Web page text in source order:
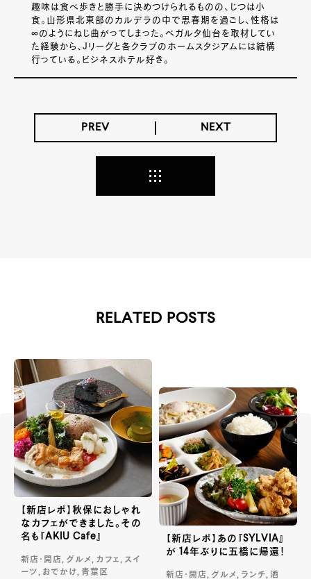
趣味は食べ歩きと勝手に決めつけられるものの、じつは小
食。山形県北東部のカルデラの中で思春期を過ごし、性格は
∞のようにねじ曲がってしまった。ベガルタ仙台を取材してい
た経験から、Jリーグと各クラブのホームスタジアムには結構
行っている。ビジネスホテル好き。
PREV NEXT
RELATED POSTS
【新店レポ】秋保におしゃれ
なカフェができました。その
名も『AKIU Cafe』
新店・開店, グルメ, カフェ, スイ
ーツ, おでかけ, 青葉区
【新店レポ】あの『SYLVIA』
が 14年ぶりに五橋に帰還！
新店・開店, グルメ, ランチ, 酒